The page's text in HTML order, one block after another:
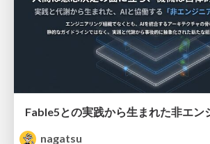
nagatsu